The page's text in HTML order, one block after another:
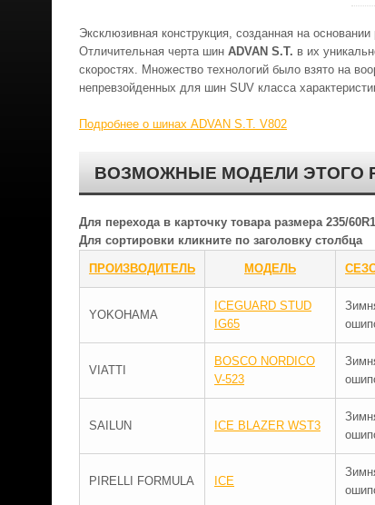
Эксклюзивная конструкция, созданная на
Отличительная черта шин ADVAN S.T. в их
скоростях. Множество технологий было взято на
непревзойденных для шин SUV класса
Подробнее о шинах ADVAN S.T. V802
ВОЗМОЖНЫЕ МОДЕЛИ ЭТОГО
Для перехода в карточку товара размера 235/
Для сортировки кликните по заголовку столбца
ПРОИЗВОДИТЕЛЬ МОДЕЛЬ
YOKOHAMA
ICEGUARD STUD
IG65
VIATTI
BOSCO NORDICO
V-523
SAILUN ICE BLAZER WST3
PIRELLI FORMULA ICE